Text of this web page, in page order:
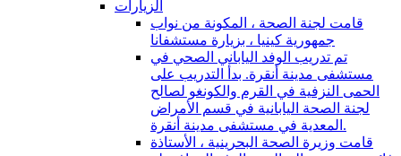
الزيارات
قامت لجنة الصحة ، المكونة من نواب
جمهورية كينيا ، بزيارة مستشفانا
تم تدريب الوفد الياباني الصحي في
مستشفى مدينة أنقرة. بدأ التدريب على
الحمى النزفية في القرم والكونغو لصالح
لجنة الصحة اليابانية في قسم الأمراض
المعدية في مستشفى مدينة أنقرة.
قامت وزيرة الصحة البحرينية ، الأستاذة